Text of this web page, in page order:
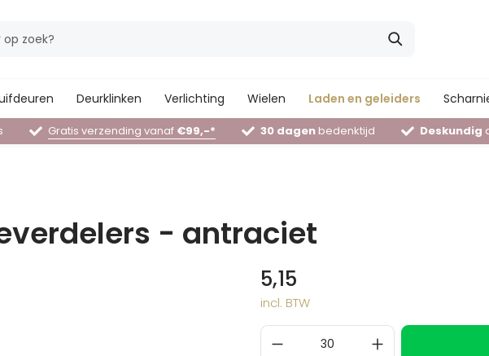
Deurklinken Verlichting Wielen Laden en geleiders
Gratis verzending vanaf €99,-* 30 dagenbedenktijd Deskundig
- antraciet
5,15
incl. BTW